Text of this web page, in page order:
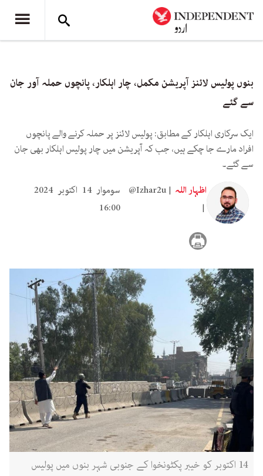
بنوں پولیس لائنز آپریشن مکمل، چار اہلکار، پانچوں حملہ آور جان
سے گئے
ایک سرکاری اہلکار کے مطابق: پولیس لائنز پر حملہ کرنے والے پانچوں
افراد مارے جا چکے ہیں، جب کہ آپریشن میں چار پولیس اہلکار بھی جان
سے گئے۔
اظہار اللہ
@Izhar2u
سوموار 14 اکتوبر 2024
16:00
14 اکتوبر کو خیبر پکٹونخوا کے جنوبی شہر بنوں میں پولیس